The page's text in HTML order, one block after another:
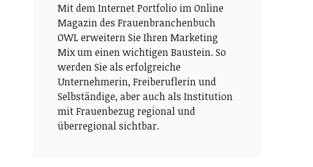
Mit dem Internet Portfolio im Online
Magazin des Frauenbranchenbuch
OWL erweitern Sie Ihren Marketing
Mix um einen wichtigen Baustein. So
werden Sie als erfolgreiche
Unternehmerin, Freiberuflerin und
Selbständige, aber auch als Institution
mit Frauenbezug regional und
überregional sichtbar.